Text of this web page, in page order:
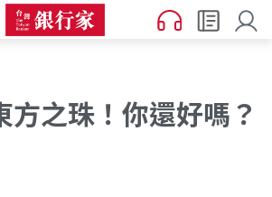
方之珠！你還好嗎？